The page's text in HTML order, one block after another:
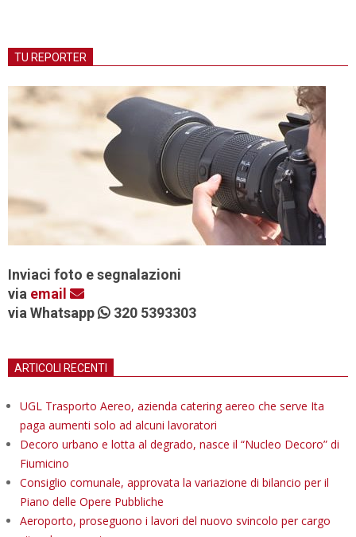
TU REPORTER
Inviaci foto e segnalazioni
via email
via Whatsapp
320 5393303
ARTICOLI RECENTI
UGL Trasporto Aereo, azienda catering aereo che serve Ita
paga aumenti solo ad alcuni lavoratori
Decoro urbano e lotta al degrado, nasce il “Nucleo Decoro” di
Fiumicino
Consiglio comunale, approvata la variazione di bilancio per il
Piano delle Opere Pubbliche
Aeroporto, proseguono i lavori del nuovo svincolo per cargo